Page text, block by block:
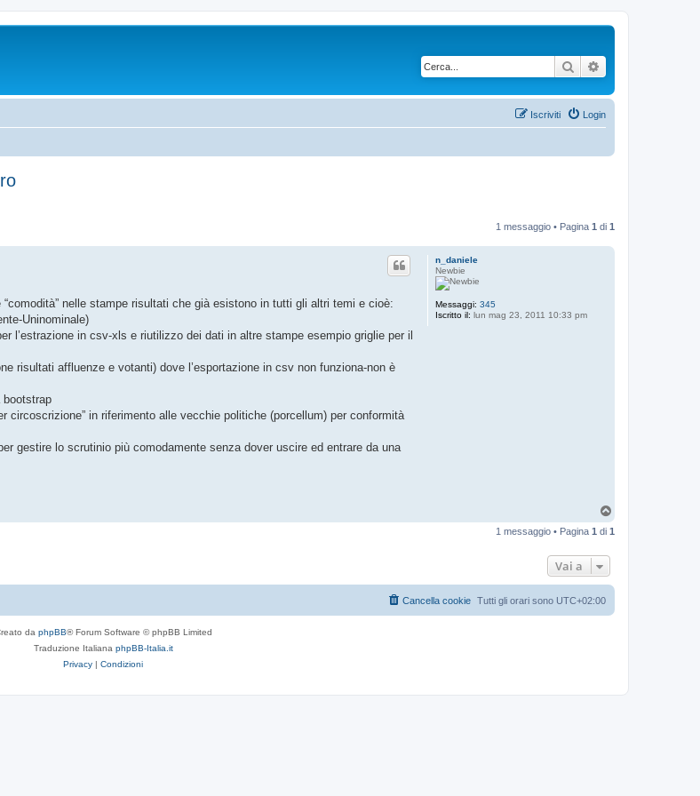
Cerca
Login
Iscriviti
1 messaggio • Pagina 1 di 1
n_daniele
Newbie
Messaggi: 345
Iscritto il: lun mag 23, 2011 10:33 pm
nelle stampe risultati che già esistono in tutti gli altri temi e cioè:
Uninominale)
l’estrazione in csv-xls e riutilizzo dei dati in altre stampe esempio griglie per il
risultati affluenze e votanti) dove l’esportazione in csv non funziona-non è
bootstrap
in riferimento alle vecchie politiche (porcellum) per conformità
gestire lo scrutinio più comodamente senza dover uscire ed entrare da una
p
1 messaggio • Pagina 1 di 1
Vai a
Tutti gli orari sono UTC+02:00
Cancella cookie
da phpBB® Forum Software © phpBB Limited
Traduzione Italiana phpBB-Italia.it
Privacy | Condizioni